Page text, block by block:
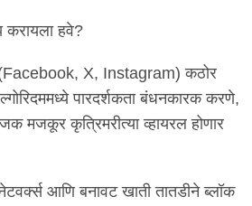
करायला हवे?
(Facebook, X, Instagram) कठोर
पारदर्शकता बंधनकारक करणे,
मजकूर कृत्रिमरीत्या व्हायरल होणार
आणि बनावट खाती तातडीने ब्लॉक